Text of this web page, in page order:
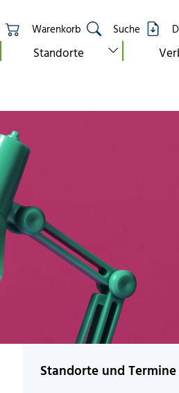
Warenkorb Suche
Standorte show
Standorte und Termine